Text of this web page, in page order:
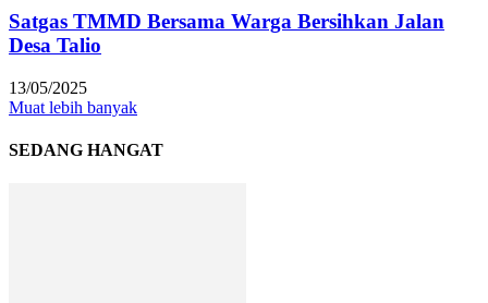
Satgas TMMD Bersama Warga Bersihkan Jalan
Desa Talio
13/05/2025
Muat lebih banyak
SEDANG HANGAT